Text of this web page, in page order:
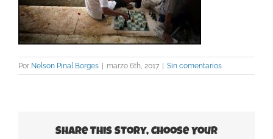
Por Nelson Pinal Borges | marzo 6th, 2017 | Sin comentarios
Share This Story, Choose Your